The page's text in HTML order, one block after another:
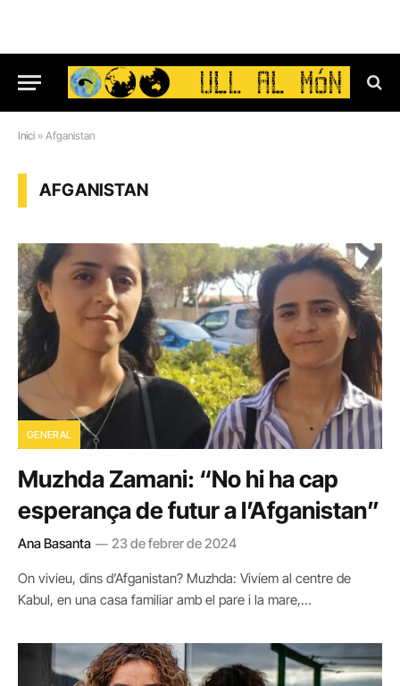
Inici » Afganistan
AFGANISTAN
GENERAL
Muzhda Zamani: “No hi ha cap
esperança de futur a l’Afganistan”
Ana Basanta 23 de febrer de 2024
On vivíeu, dins d’Afganistan? Muzhda: Vivíem al centre de
Kabul, en una casa familiar amb el pare i la mare,…